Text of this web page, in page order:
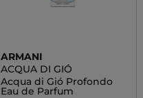
ARMANI
ACQUA DI GIÓ
Acqua di Gió Profondo
Eau de Parfum